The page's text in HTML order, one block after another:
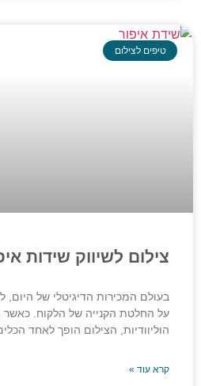
טיפים לצילום
צילום לשיווק שידות
בעולם המכירות הדיגיטלי של
על החלטת הקנייה של הלקוח. כאשר
הוליוודיות, הצילום הופך לאחד
קרא עוד »